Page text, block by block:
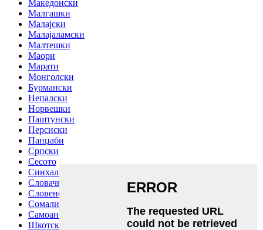
Македонски
Малгашки
Малајски
Малајаламски
Малтешки
Маори
Марати
Монголски
Бурмански
Непалски
Норвешки
Паштунски
Персиски
Панџаби
Српски
Сесото
Синхалски јазик
Словачки
Словенечки
Сомалиски
Самоански
Шкотски галски јазик